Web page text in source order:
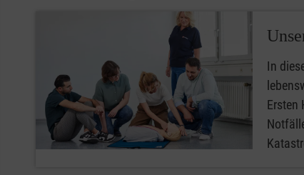
In
Ersten